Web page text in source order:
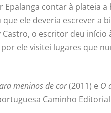
Epalanga contar à plateia
ele deveria escrever a
Castro, o escritor deu
ele visitei lugares que
meninos de cor(2011) e O
Caminho Editorial.